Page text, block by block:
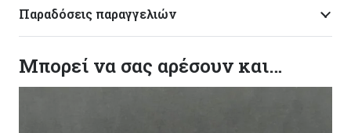
Παραδόσεις παραγγελιών
Μπορεί να σας αρέσουν και…